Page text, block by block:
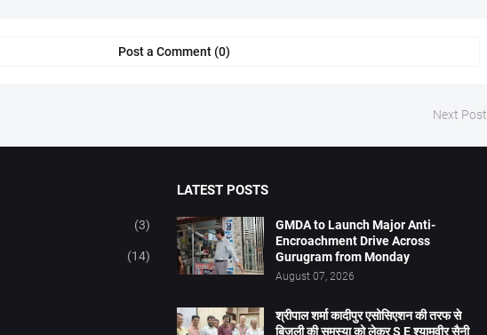
Post a Comment (0)
Next Post
(3)
(14)
LATEST POSTS
GMDA to Launch Major Anti-
Encroachment Drive Across
Gurugram from Monday
August 07, 2026
श्रीपाल शर्मा कादीपुर एसोसिएशन की तरफ से
बिजली की समस्या को लेकर S E श्यामवीर सैनी